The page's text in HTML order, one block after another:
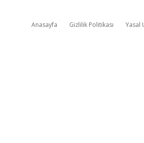
Anasayfa Gizlilik Politikası Yasal